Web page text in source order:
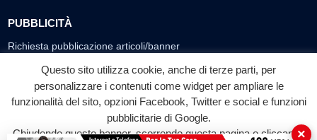
PUBBLICITÀ
Richiesta pubblicazione articoli/banner
SEGUICI SUI SOCIAL
f
Facebook
◎ ▶
YouTube
Questo sito utilizza cookie, anche di terze parti, per
personalizzare i contenuti come widget per ampliare le
funzionalità del sito, opzioni Facebook, Twitter e social e funzioni
pubblicitarie di Google.
Chiudendo questo banner, scorrendo questa pagina o cliccando
×